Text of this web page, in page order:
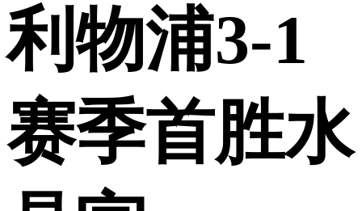
利物浦3-1
赛季首胜水